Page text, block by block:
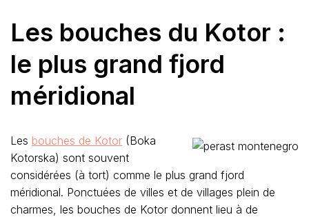
Les bouches du Kotor :
le plus grand fjord
méridional
Les bouches de Kotor (Boka
Kotorska) sont souvent
considérées (à tort) comme le plus grand fjord
méridional. Ponctuées de villes et de villages plein de
charmes, les bouches de Kotor donnent lieu à de